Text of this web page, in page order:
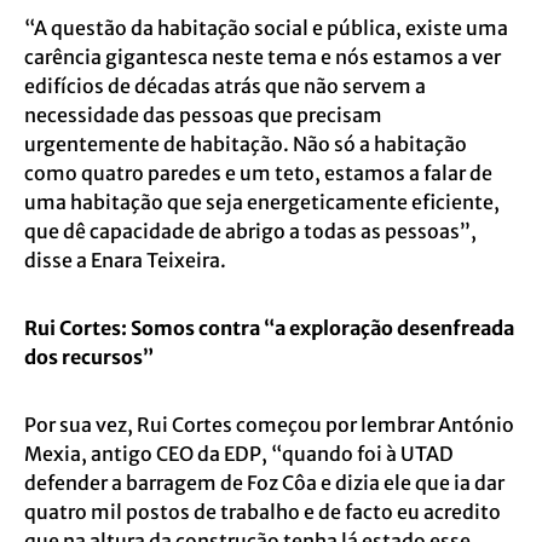
“A questão da habitação social e pública, existe uma
carência gigantesca neste tema e nós estamos a ver
edifícios de décadas atrás que não servem a
necessidade das pessoas que precisam
urgentemente de habitação. Não só a habitação
como quatro paredes e um teto, estamos a falar de
uma habitação que seja energeticamente eficiente,
que dê capacidade de abrigo a todas as pessoas”,
disse a Enara Teixeira.
Rui Cortes: Somos contra “a exploração desenfreada
dos recursos”
Por sua vez, Rui Cortes começou por lembrar António
Mexia, antigo CEO da EDP, “quando foi à UTAD
defender a barragem de Foz Côa e dizia ele que ia dar
quatro mil postos de trabalho e de facto eu acredito